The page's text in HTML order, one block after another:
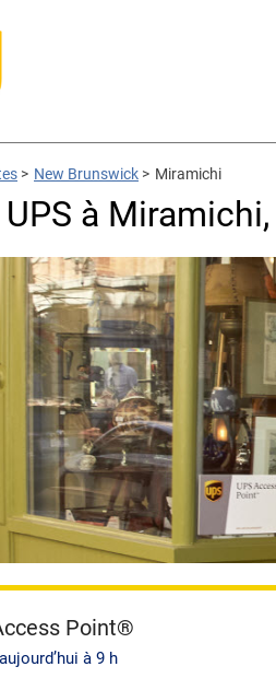
> New Brunswick > Miramichi
à
Point®
à 9 h